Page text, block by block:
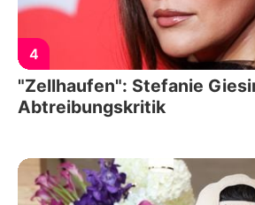
4
"Zellhaufen": Stefanie
Abtreibungskritik